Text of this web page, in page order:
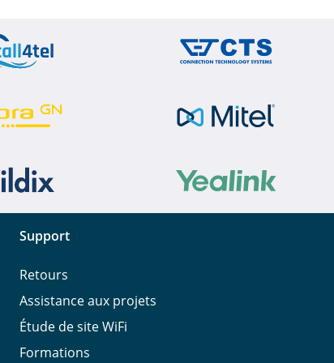
Support
Retours
Assistance aux projets
Étude de site WiFi
Formations